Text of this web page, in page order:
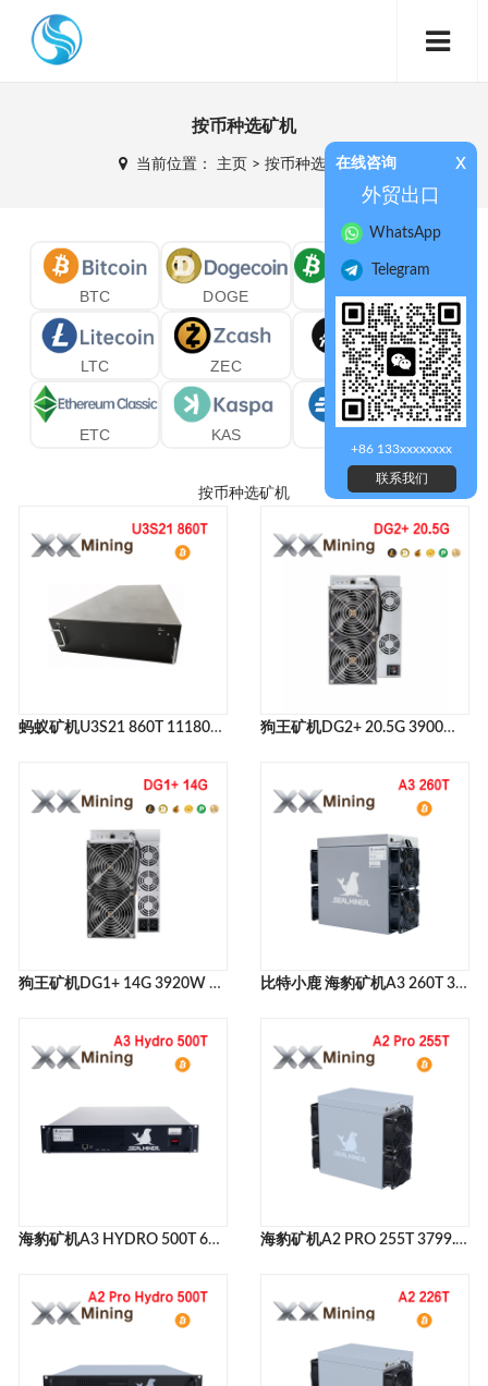
按币种选矿机
当前位置： 主页 > 按币种选矿机>
BTC DOGE BCH
LTC ZEC ALEO
ETC KAS
按币种选矿机
蚂蚁矿机U3S21 860T 11180W BITMAIN ANTMINER U3S21EXPH 860T MINER 狗王矿机DG2+ 20.5G 3900W ELPHAPEX DG2+ 20G LTC+DOGE+BELLS MINER
狗王矿机DG1+ 14G 3920W ELPHAPEX DG1+ 14G LTC+DOGE+BELLS MINER 比特小鹿 海豹矿机A3 260T 3640W BITDEER SEALMINER A3 260T矿机官网
海豹矿机A3 HYDRO 500T 6750W BITDEER SEALMINER A3 HYDRO 500T矿机官网 海豹矿机A2 PRO 255T 3799.5W BITDEER SEALMINER A2 PRO 255T矿机官网
在线咨询 x
外贸出口
WhatsApp
Telegram
+86 133xxxxxxxx
联系我们